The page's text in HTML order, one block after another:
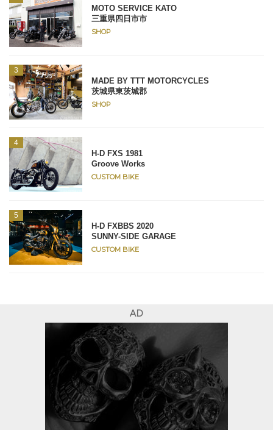
MOTO SERVICE KATO
三重県四日市市
SHOP
MADE BY TTT MOTORCYCLES
茨城県東茨城郡
SHOP
H-D FXS 1981
Groove Works
CUSTOM BIKE
H-D FXBBS 2020
SUNNY-SIDE GARAGE
CUSTOM BIKE
AD